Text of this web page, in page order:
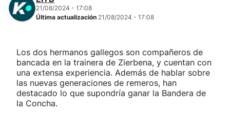
"Helmuga"
21/08/2024 - 17:08
Última actualización 21/08/2024 - 17:08
Los dos hermanos gallegos son compañeros de
bancada en la trainera de Zierbena, y cuentan con
una extensa experiencia. Además de hablar sobre
las nuevas generaciones de remeros, han
destacado lo que supondría ganar la Bandera de
la Concha.